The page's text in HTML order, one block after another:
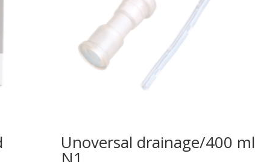
Unoversal drainage/400 ml
N1